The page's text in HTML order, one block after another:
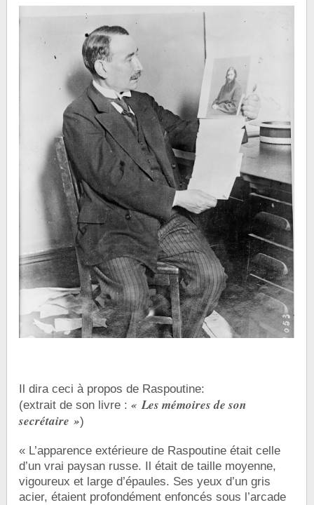
Il dira ceci à propos de Raspoutine:
(extrait de son livre :« Les mémoires de son
secrétaire »)
« L’apparence extérieure de Raspoutine était celle
d’un vrai paysan russe. Il était de taille moyenne,
vigoureux et large d’épaules. Ses yeux d’un gris
acier, étaient profondément enfoncés sous l’arcade